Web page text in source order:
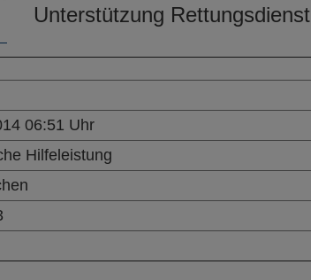
Unterstützung Rettungsdienst
06:51 Uhr
Hilfeleistung